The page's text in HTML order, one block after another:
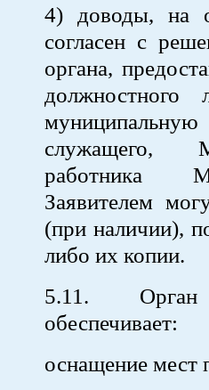
4) доводы, на
согласен с
органа,
должностного
служащего,
работника
Заявителем
(при наличии),
либо их копии.
5.11. Орган
обеспечивает:
оснащение мест